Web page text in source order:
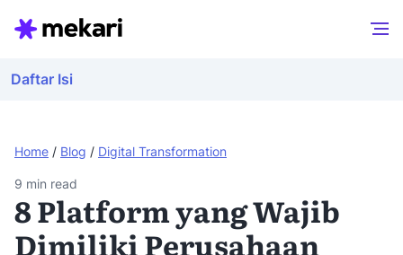
Home / Blog / Digital Transformation
Daftar Isi
9 min read
8 Platform yang Wajib
Dimiliki Perusahaan